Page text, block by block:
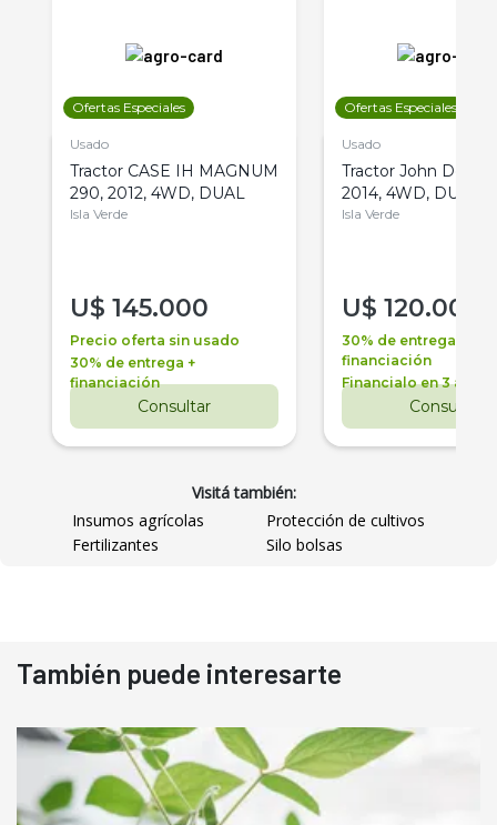
Ofertas Especiales
Usado
Tractor CASE IH MAGNUM
290, 2012, 4WD, DUAL
Isla Verde
U$ 145.000
Precio oferta sin usado
30% de entrega +
financiación
Consultar
Ofertas Especiales
Usado
Tractor John Deere
2014, 4WD, DUAL
Isla Verde
U$ 120.000
30% de entrega +
financiación
Financialo en 3 años
Consultar
Visitá también:
Insumos agrícolas
Protección de cultivos
Fertilizantes
Silo bolsas
También puede interesarte